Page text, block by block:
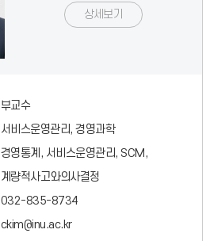
상세보기
부교수
서비스운영관리, 경영과학
경영통계, 서비스운영관리, SCM,
계량적사고와의사결정
032-835-8734
ckim@inu.ac.kr